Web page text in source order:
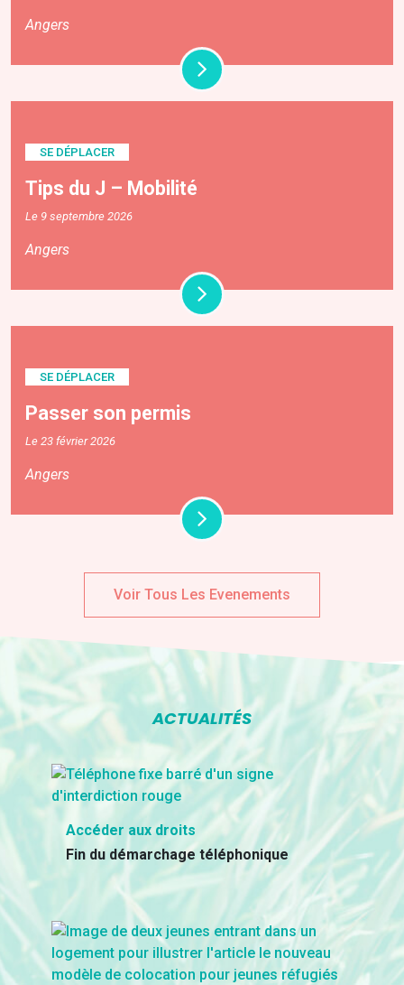
Angers
SE DÉPLACER
Tips du J – Mobilité
Le 9 septembre 2026
Angers
SE DÉPLACER
Passer son permis
Le 23 février 2026
Angers
Voir Tous Les Evenements
ACTUALITÉS
Accéder aux droits
Fin du démarchage téléphonique